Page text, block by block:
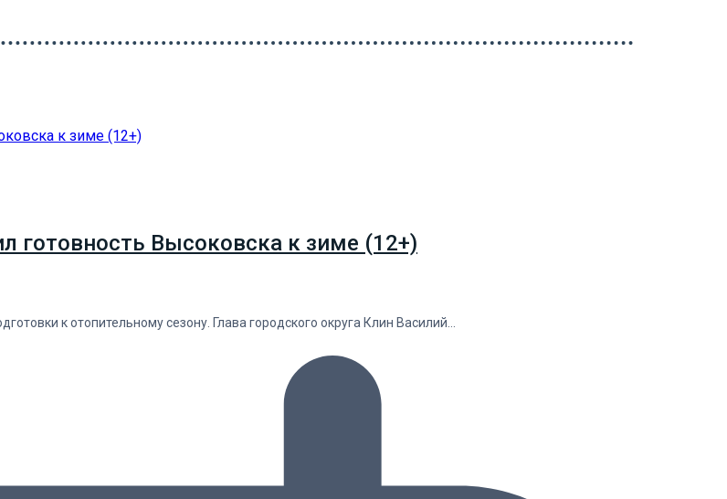
готовность Высоковска к зиме (12+)
к отопительному сезону. Глава городского округа Клин Василий…